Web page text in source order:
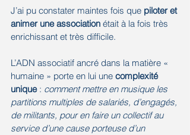
J’ai pu constater maintes fois que piloter et
animer une association était à la fois très
enrichissant et très difficile.
L’ADN associatif ancré dans la matière «
humaine » porte en lui une complexité
unique : comment mettre en musique les
partitions multiples de salariés, d’engagés,
de militants, pour en faire un collectif au
service d’une cause porteuse d’un